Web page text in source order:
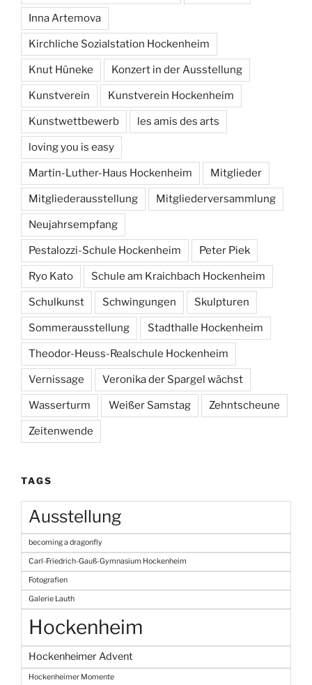
Inna Artemova
Kirchliche Sozialstation Hockenheim
Knut Hüneke Konzert in der Ausstellung
Kunstverein Kunstverein Hockenheim
Kunstwettbewerb les amis des arts
loving you is easy
Martin-Luther-Haus Hockenheim Mitglieder
Mitgliederausstellung Mitgliederversammlung
Neujahrsempfang
Pestalozzi-Schule Hockenheim Peter Piek
Ryo Kato Schule am Kraichbach Hockenheim
Schulkunst Schwingungen Skulpturen
Sommerausstellung Stadthalle Hockenheim
Theodor-Heuss-Realschule Hockenheim
Vernissage Veronika der Spargel wächst
Wasserturm Weißer Samstag Zehntscheune
Zeitenwende
TAGS
Ausstellung
becoming a dragonfly
Carl-Friedrich-Gauß-Gymnasium Hockenheim
Fotografien
Galerie Lauth
Hockenheim
Hockenheimer Advent
Hockenheimer Momente